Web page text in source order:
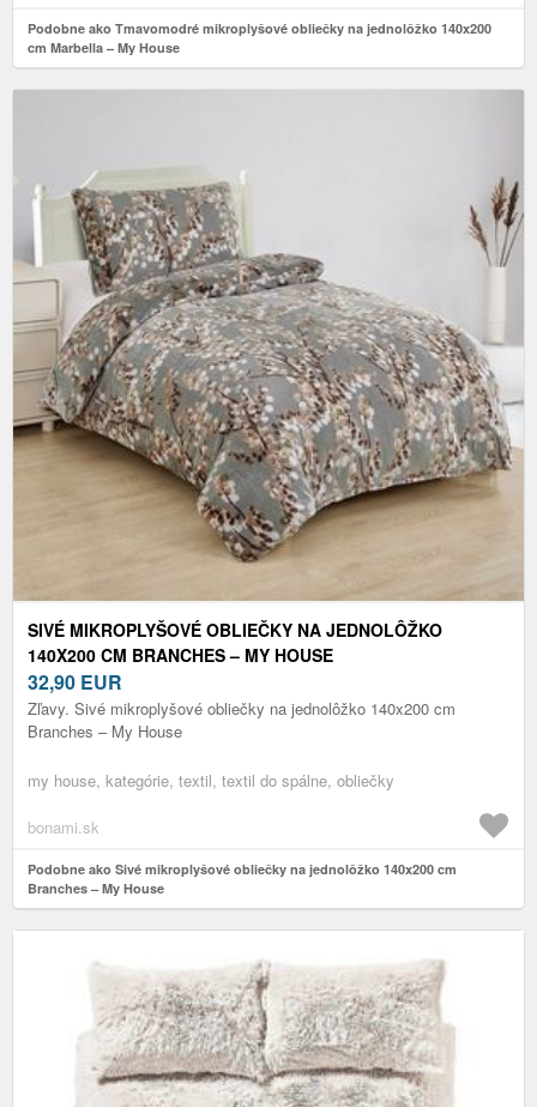
Podobne ako Tmavomodré mikroplyšové obliečky na jednolôžko 140x200
cm Marbella – My House
SIVÉ MIKROPLYŠOVÉ OBLIEČKY NA JEDNOLÔŽKO
140X200 CM BRANCHES – MY HOUSE
32,90 EUR
Zľavy. Sivé mikroplyšové obliečky na jednolôžko 140x200 cm
Branches – My House
my house, kategórie, textil, textil do spálne, obliečky
bonami.sk
Podobne ako Sivé mikroplyšové obliečky na jednolôžko 140x200 cm
Branches – My House